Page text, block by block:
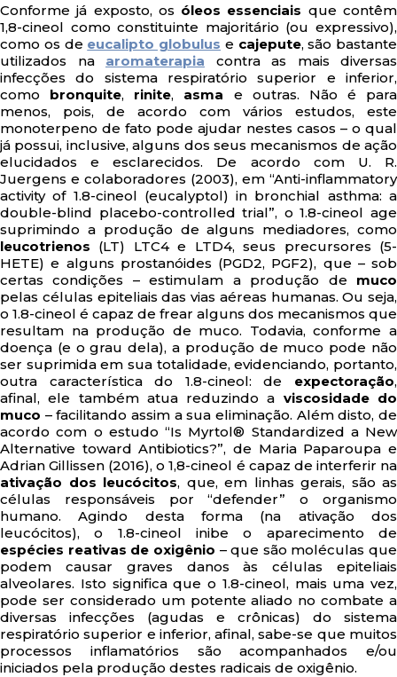
Conforme já exposto, os óleos essenciais que contêm
1,8-cineol como constituinte majoritário (ou expressivo),
como os de eucalipto globulus e cajepute, são bastante
utilizados na aromaterapia contra as mais diversas
infecções do sistema respiratório superior e inferior,
como bronquite, rinite, asma e outras. Não é para
menos, pois, de acordo com vários estudos, este
monoterpeno de fato pode ajudar nestes casos – o qual
já possui, inclusive, alguns dos seus mecanismos de ação
elucidados e esclarecidos. De acordo com U. R.
Juergens e colaboradores (2003), em “Anti-inflammatory
activity of 1.8-cineol (eucalyptol) in bronchial asthma: a
double-blind placebo-controlled trial”, o 1.8-cineol age
suprimindo a produção de alguns mediadores, como
leucotrienos (LT) LTC4 e LTD4, seus precursores (5-
HETE) e alguns prostanóides (PGD2, PGF2), que – sob
certas condições – estimulam a produção de muco
pelas células epiteliais das vias aéreas humanas. Ou seja,
o 1.8-cineol é capaz de frear alguns dos mecanismos que
resultam na produção de muco. Todavia, conforme a
doença (e o grau dela), a produção de muco pode não
ser suprimida em sua totalidade, evidenciando, portanto,
outra característica do 1.8-cineol: de expectoração,
afinal, ele também atua reduzindo a viscosidade do
muco – facilitando assim a sua eliminação. Além disto, de
acordo com o estudo “Is Myrtol® Standardized a New
Alternative toward Antibiotics?”, de Maria Paparoupa e
Adrian Gillissen (2016), o 1,8-cineol é capaz de interferir na
ativação dos leucócitos, que, em linhas gerais, são as
células responsáveis por “defender” o organismo
humano. Agindo desta forma (na ativação dos
leucócitos), o 1.8-cineol inibe o aparecimento de
espécies reativas de oxigênio – que são moléculas que
podem causar graves danos às células epiteliais
alveolares. Isto significa que o 1.8-cineol, mais uma vez,
pode ser considerado um potente aliado no combate a
diversas infecções (agudas e crônicas) do sistema
respiratório superior e inferior, afinal, sabe-se que muitos
processos inflamatórios são acompanhados e/ou
iniciados pela produção destes radicais de oxigênio.